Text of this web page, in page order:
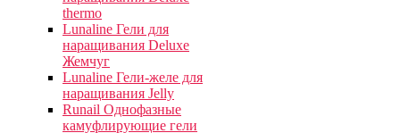
thermo
Lunaline Гели для
наращивания Deluxe
Жемчуг
Lunaline Гели-желе для
наращивания Jelly
Runail Однофазные
камуфлирующие гели